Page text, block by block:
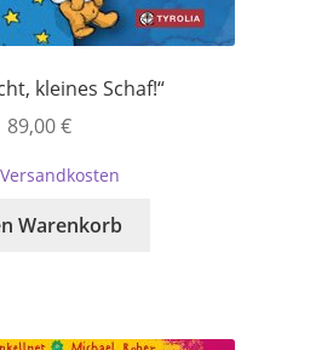
kleines Schaf!“
89,00€
Versandkosten
Warenkorb